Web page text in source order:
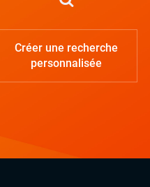
Créer une recherche
personnalisée